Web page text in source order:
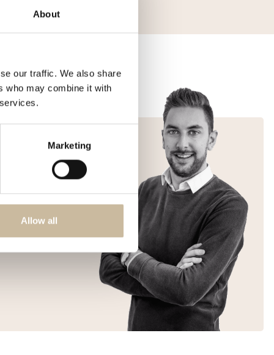
About
our traffic. We also share
who may combine it with
Marketing
Allow all
Winkel